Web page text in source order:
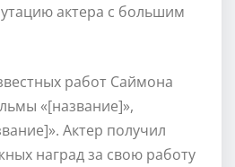
актера с большим
работ Саймона
«[название]»,
Актер получил
наград за свою работу